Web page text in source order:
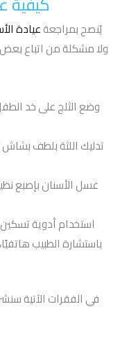
يُنصح بمراجعةعيادة
ولا مشكلة من اتباع بعض
تدليك اللثة بلطف
غسل الأسنان بإصبع
استخدام أدوية
باستشارة الطبيب
في الفقرات الآتية